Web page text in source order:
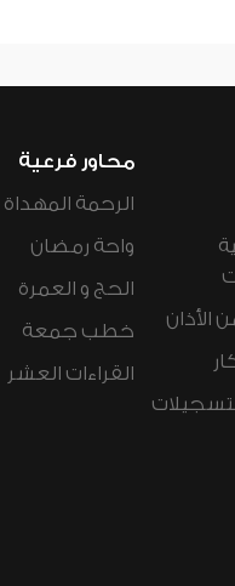
الأذان
محاور فرعية
الرحمة المهداة
واحة رمضان
الحج و العمرة
خطب جمعة
القراءات العشر